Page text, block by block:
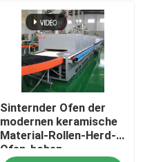
Sinternder Ofen der
modernen keramische
Material-Rollen-Herd-
Ofen-hohen